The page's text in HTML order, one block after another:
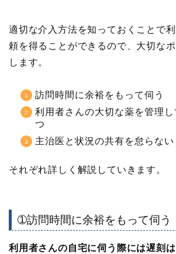
適切な介入方法を知っておくことで
頼を得ることができるので、大切な
します。
訪問時間に余裕をもって伺う
利用者さんの大切な薬を管理
つ
主治医と状況の共有を怠らない
それぞれ詳しく解説していきます。
➀訪問時間に余裕をもって伺う
利用者さんの自宅に伺う際には遅刻